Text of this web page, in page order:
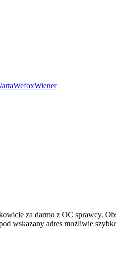
WefoxWiener
za darmo z OC sprawcy.
wskazany adres możliwie